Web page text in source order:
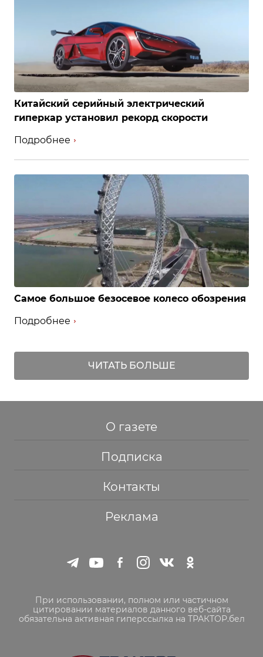
Китайский серийный электрический
гиперкар установил рекорд скорости
Подробнее
Самое большое безосевое колесо обозрения
Подробнее
ЧИТАТЬ БОЛЬШЕ
О газете
Подписка
Контакты
Реклама
При использовании, полном или частичном
цитировании материалов данного веб-сайта
обязательна активная гиперссылка на ТРАКТОР.бел